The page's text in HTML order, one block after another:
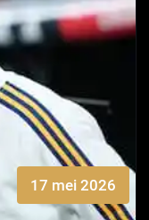
17 mei 2026